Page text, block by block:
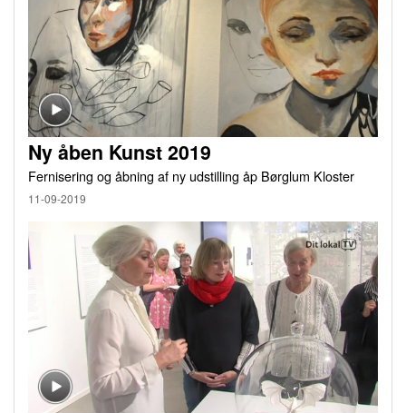
Ny åben Kunst 2019
Fernisering og åbning af ny udstilling åp Børglum Kloster
11-09-2019